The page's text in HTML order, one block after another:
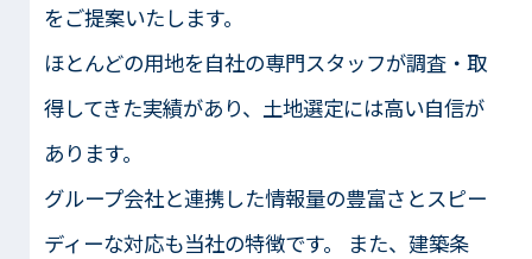
をご提案いたします。
ほとんどの用地を自社の専門スタッフが調査・取
得してきた実績があり、土地選定には高い自信が
あります。
グループ会社と連携した情報量の豊富さとスピー
ディーな対応も当社の特徴です。 また、建築条